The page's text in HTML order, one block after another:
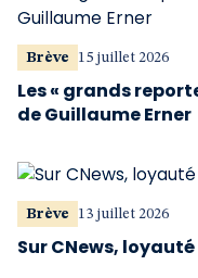
Brève 15 juillet 2026
Les « grands
de Guillaume Erner
Brève 13 juillet 2026
Sur CNews,